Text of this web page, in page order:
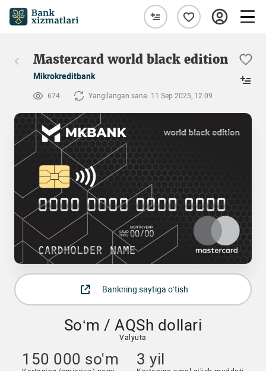
Mastercard world black edition
Mikrokreditbank
674 Yangilangan sana: 11 Sep 2025, 12:09
Bankning saytiga o‘tish
So‘m / AQSh dollari
Valyuta
150 000 so'm 3 yil